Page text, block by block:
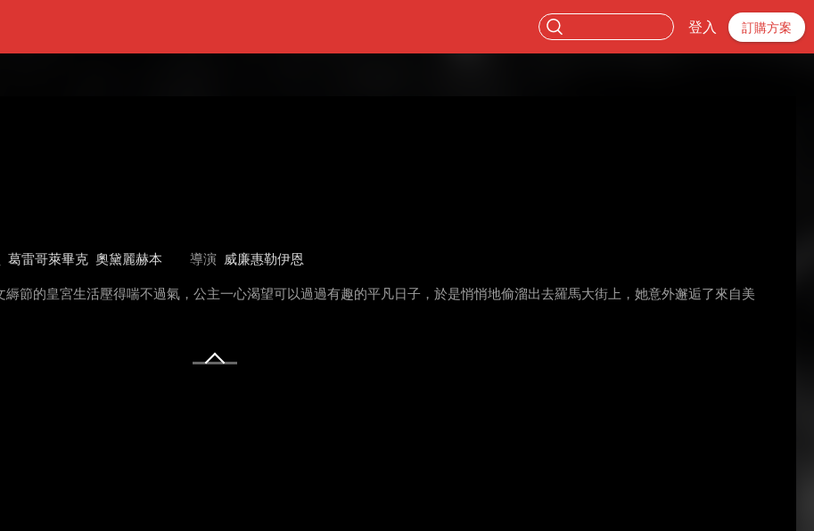
登入 訂購方案
葛雷哥萊畢克 奧黛麗赫本 導演 威廉惠勒伊恩
節的皇宮生活壓得喘不過氣，公主一心渴望可以過過有趣的平凡日子，於是悄悄地偷溜出去羅馬大街上，她意外邂逅了來自美